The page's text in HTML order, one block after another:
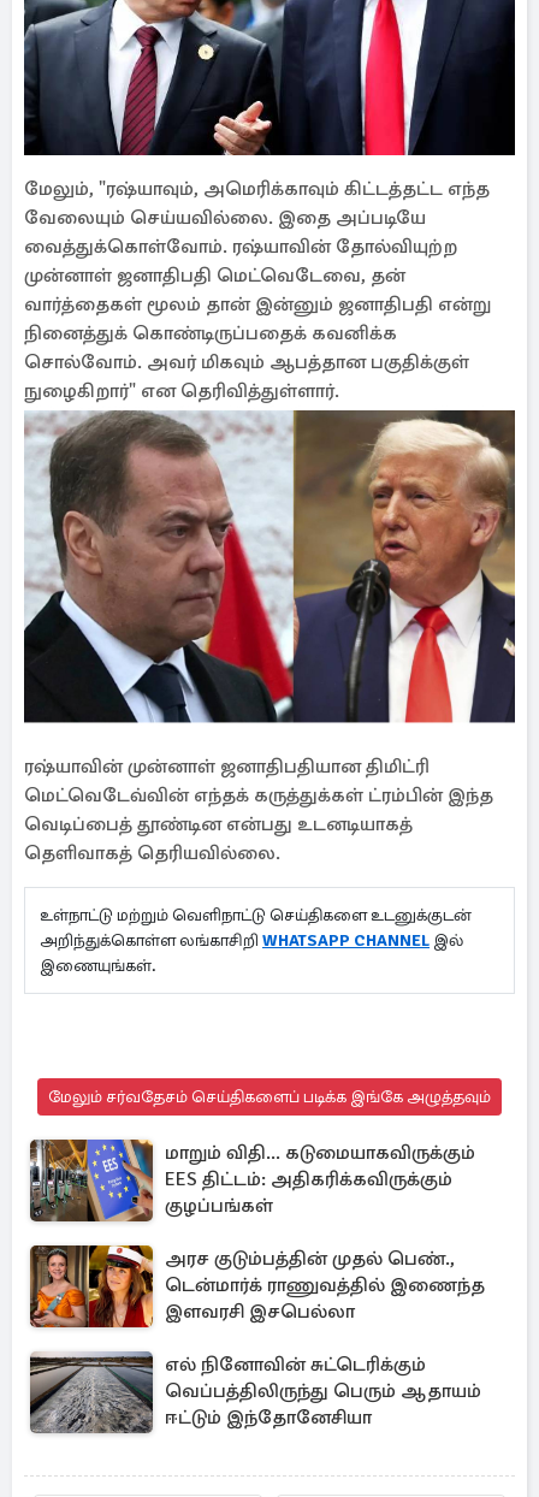
மேலும், "ரஷ்யாவும், அமெரிக்காவும் கிட்டத்தட்ட எந்த
வேலையும் செய்யவில்லை. இதை அப்படியே
வைத்துக்கொள்வோம். ரஷ்யாவின் தோல்வியுற்ற
முன்னாள் ஜனாதிபதி மெட்வெடேவை, தன்
வார்த்தைகள் மூலம் தான் இன்னும் ஜனாதிபதி என்று
நினைத்துக் கொண்டிருப்பதைக் கவனிக்க
சொல்வோம். அவர் மிகவும் ஆபத்தான பகுதிக்குள்
நுழைகிறார்" என தெரிவித்துள்ளார்.
ரஷ்யாவின் முன்னாள் ஜனாதிபதியான திமிட்ரி
மெட்வெடேவ்வின் எந்தக் கருத்துக்கள் ட்ரம்பின் இந்த
வெடிப்பைத் தூண்டின என்பது உடனடியாகத்
தெளிவாகத் தெரியவில்லை.
உள்நாட்டு மற்றும் வெளிநாட்டு செய்திகளை உடனுக்குடன்
அறிந்துக்கொள்ள லங்காசிறி WHATSAPP CHANNEL இல்
இணையுங்கள்.
மேலும் சர்வதேசம் செய்திகளைப் படிக்க இங்கே அழுத்தவும்
மாறும் விதி... கடுமையாகவிருக்கும்
EES திட்டம்: அதிகரிக்கவிருக்கும்
குழப்பங்கள்
அரச குடும்பத்தின் முதல் பெண்.,
டென்மார்க் ராணுவத்தில் இணைந்த
இளவரசி இசபெல்லா
எல் நினோவின் சுட்டெரிக்கும்
வெப்பத்திலிருந்து பெரும் ஆதாயம்
ஈட்டும் இந்தோனேசியா